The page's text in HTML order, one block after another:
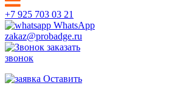
+7 925 703 03 21
WhatsApp
zakaz@probadge.ru
заказать
звонок
Оставить